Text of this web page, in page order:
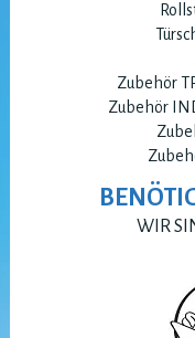
Zubehör
Zubehör
WIR